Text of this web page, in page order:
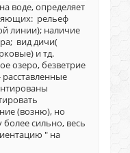
воде, определяет
рельеф
линии); наличие
вид дичи(
и тд.
озеро, безветрие
(возню), но
более сильно, весь
" на